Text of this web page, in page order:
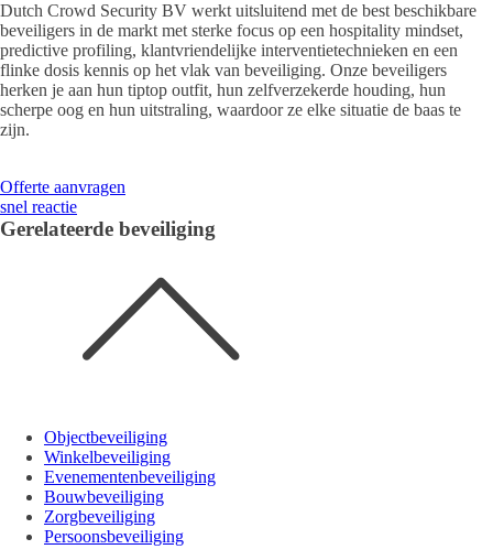
Dutch Crowd Security BV werkt uitsluitend met de best beschikbare
beveiligers in de markt met sterke focus op een hospitality mindset,
predictive profiling, klantvriendelijke interventietechnieken en een
flinke dosis kennis op het vlak van beveiliging. Onze beveiligers
herken je aan hun tiptop outfit, hun zelfverzekerde houding, hun
scherpe oog en hun uitstraling, waardoor ze elke situatie de baas te
zijn.
Offerte aanvragen
snel reactie
Gerelateerde beveiliging
Objectbeveiliging
Winkelbeveiliging
Evenementenbeveiliging
Bouwbeveiliging
Zorgbeveiliging
Persoonsbeveiliging